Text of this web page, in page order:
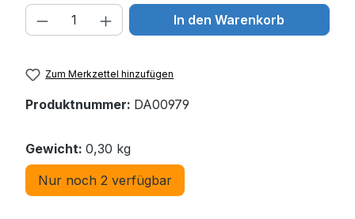
Produkt Anzahl: Gib den
In den Warenkorb
Zum Merkzettel hinzufügen
Produktnummer: DA00979
Gewicht: 0,30 kg
Nur noch 2 verfügbar